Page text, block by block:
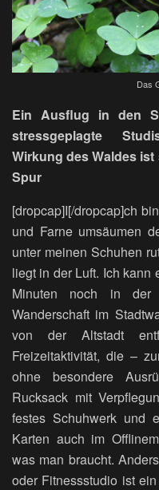
Das
Ein Ausflug in den
stressgeplagte
Wirkung des Waldes
Spur
[dropcap]I[/dropcap]ch
und Farne umsäumen
unter meinen Schuhen
liegt in der Luft. Ich kann
Minuten noch in
Wanderschaft im
von der Altstadt
Freizeitaktivität, die –
ohne besondere
Rucksack mit
festes Schuhwerk und
Karten auch im
was man braucht.
oder Fitnessstudio ist